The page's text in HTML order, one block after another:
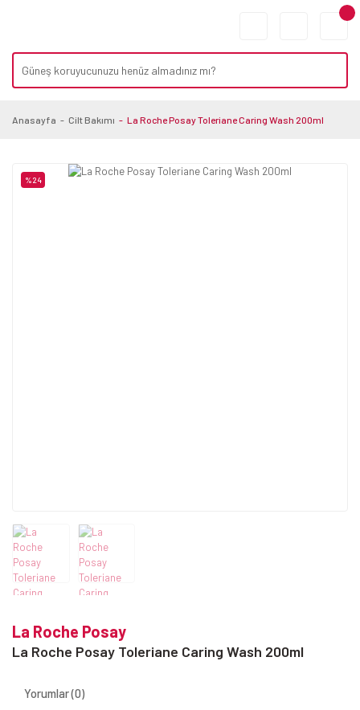
Anasayfa Cilt Bakımı La Roche Posay Toleriane Caring Wash 200ml
%24
La Roche Posay
La Roche Posay Toleriane Caring Wash 200ml
Yorumlar (0)